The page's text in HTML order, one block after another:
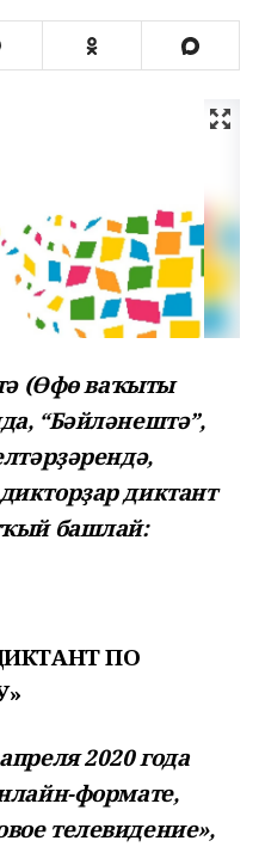
(Өфө ваҡыты
“Бәйләнештә”,
диктант
башлай:
ПО
2020 года
формате,
телевидение»,